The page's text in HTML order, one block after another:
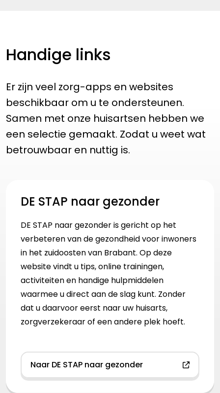
Handige links
Er zijn veel zorg-apps en websites
beschikbaar om u te ondersteunen.
Samen met onze huisartsen hebben we
een selectie gemaakt. Zodat u weet wat
betrouwbaar en nuttig is.
DE STAP naar gezonder
DE STAP naar gezonder is gericht op het
verbeteren van de gezondheid voor inwoners
in het zuidoosten van Brabant. Op deze
website vindt u tips, online trainingen,
activiteiten en handige hulpmiddelen
waarmee u direct aan de slag kunt. Zonder
dat u daarvoor eerst naar uw huisarts,
zorgverzekeraar of een andere plek hoeft.
Naar DE STAP naar gezonder